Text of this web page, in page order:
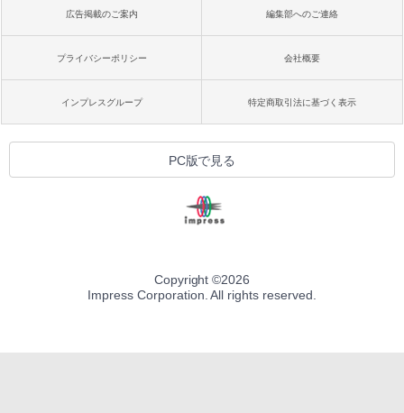
広告掲載のご案内 編集部へのご連絡
プライバシーポリシー 会社概要
インプレスグループ 特定商取引法に基づく表示
PC版で見る
Copyright ©2026
Impress Corporation. All rights reserved.